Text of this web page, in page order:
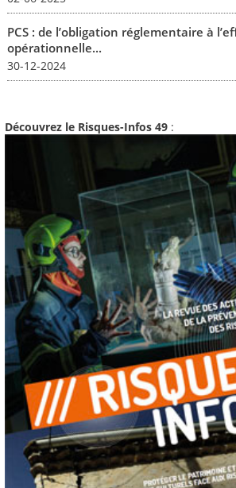
PCS : de l’obligation réglementaire à
opérationnelle...
30-12-2024
Découvrez le Risques-Infos 49 :